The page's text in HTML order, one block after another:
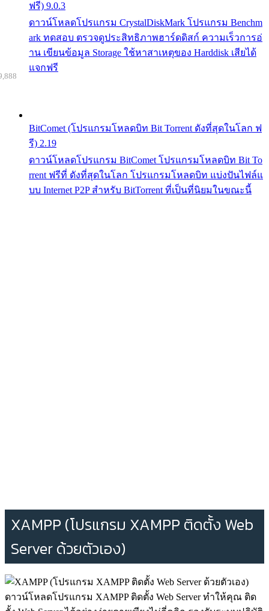
ฟรี) 9.0.3
ดาวน์โหลดโปรแกรม CrystalDiskMark โปรแกรม Benchm
ark ทดสอบ ตรวจดูประสิทธิภาพฮาร์ดดิสก์ ความเร็วการอ่
าน เขียนข้อมูล Storage ใช้หาสาเหตุของ Harddisk เสียได้
แจกฟรี
BitComet (โปรแกรมโหลดบิท Bit Torrent ดังที่สุดในโลก ฟ
รี) 2.19
ดาวน์โหลดโปรแกรม BitComet โปรแกรมโหลดบิท Bit To
rrent ฟรีที่ ดังที่สุดในโลก โปรแกรมโหลดบิท แบ่งปันไฟล์แ
บบ Internet P2P สำหรับ BitTorrent ที่เป็นที่นิยมในขณะนี้
XAMPP (โปรแกรม XAMPP ติดตั้ง Web
Server ด้วยตัวเอง)
ดาวน์โหลดโปรแกรม XAMPP ติดตั้ง Web Server ทำให้คุณ ติด